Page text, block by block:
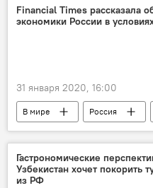
США
Политика
Financial Times рассказала
экономики России в
31 января 2020, 16:00
В мире Россия
санкции
Гастрономические
Узбекистан хочет покорить
из РФ